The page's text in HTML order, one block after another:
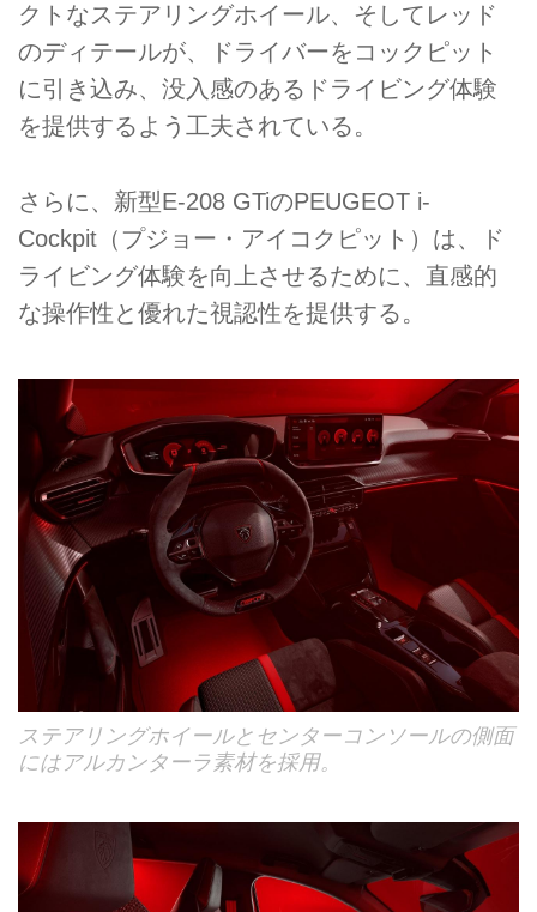
クトなステアリングホイール、そしてレッド
のディテールが、ドライバーをコックピット
に引き込み、没入感のあるドライビング体験
を提供するよう工夫されている。
さらに、新型E-208 GTiのPEUGEOT i-
Cockpit（プジョー・アイコクピット）は、ド
ライビング体験を向上させるために、直感的
な操作性と優れた視認性を提供する。
ステアリングホイールとセンターコンソールの側面
にはアルカンターラ素材を採用。